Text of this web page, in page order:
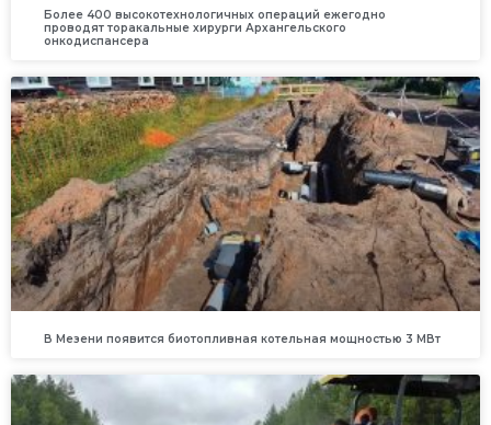
Более 400 высокотехнологичных операций ежегодно
проводят торакальные хирурги Архангельского
онкодиспансера
В Мезени появится биотопливная котельная мощностью 3 МВт